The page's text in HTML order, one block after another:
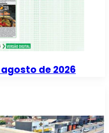
de 2026